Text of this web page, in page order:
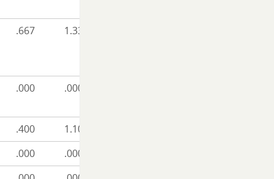
.667 1.333
.000 .000
.400
1.100
.000
.000